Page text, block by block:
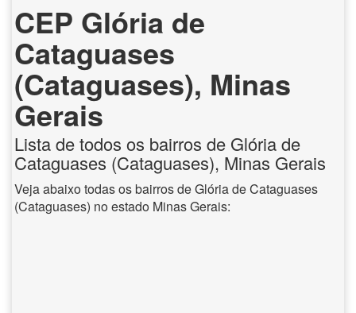
CEP Glória de
Cataguases
(Cataguases), Minas
Gerais
Lista de todos os bairros de Glória de
Cataguases (Cataguases), Minas Gerais
Veja abaixo todas os bairros de Glória de Cataguases
(Cataguases) no estado Minas Gerais: